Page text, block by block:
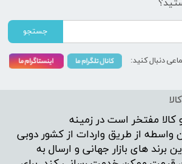
کالا مفتخر است در زمینه
از طریق واردات از کشور دوبی
برند های بازار جهانی و ارسال به
جستجو
دنبال کنید: